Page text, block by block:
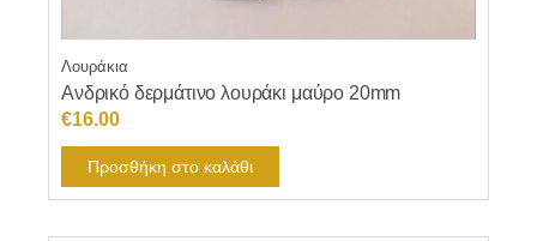
Λουράκια
Ανδρικό δερμάτινο λουράκι μαύρο 20mm
€16.00
Προσθήκη στο καλάθι